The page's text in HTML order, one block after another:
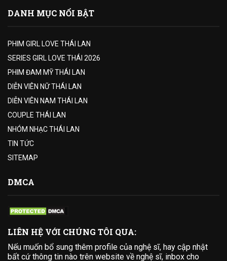
DANH MỤC NỔI BẬT
PHIM GIRL LOVE THÁI LAN
SERIES GIRL LOVE THÁI 2026
PHIM ĐAM MỸ THÁI LAN
DIỄN VIÊN NỮ THÁI LAN
DIỄN VIÊN NAM THÁI LAN
COUPLE THÁI LAN
NHÓM NHẠC THÁI LAN
TIN TỨC
SITEMAP
DMCA
LIÊN HỆ VỚI CHÚNG TÔI QUA:
Nếu muốn bổ sung thêm profile của nghệ sĩ, hay cập nhật
bất cứ thông tin nào trên website về nghệ sĩ, inbox cho